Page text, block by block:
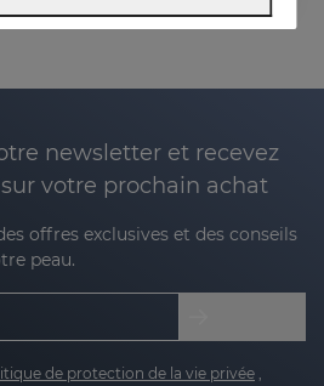
newsletter et recevez
votre prochain achat
offres exclusives et des conseils
peau.
de protection de la vie privée